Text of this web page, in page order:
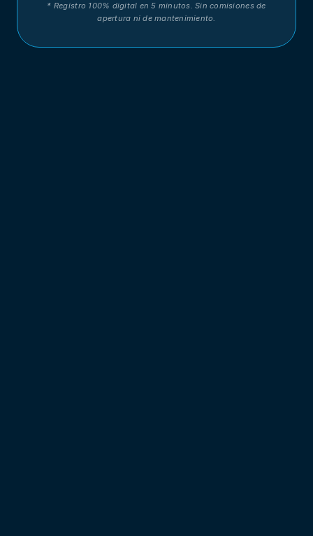
* Registro 100% digital en 5 minutos. Sin comisiones de
apertura ni de mantenimiento.